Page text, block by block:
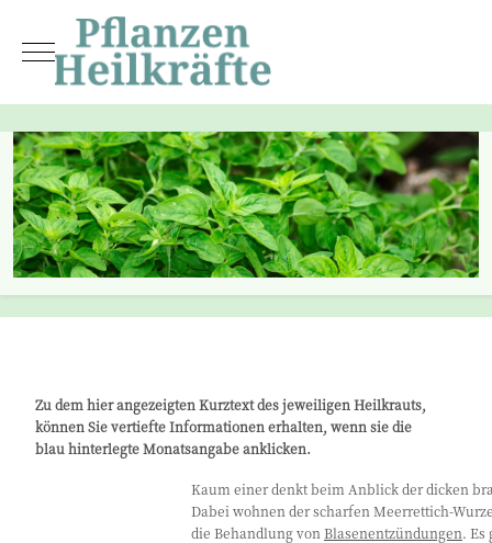
Mobile Menu Toggle
Zu dem hier angezeigten Kurztext des jeweiligen Heilkrauts,
können Sie vertiefte Informationen erhalten, wenn sie die
blau hinterlegte Monatsangabe anklicken.
Kaum einer denkt beim Anblick der dicken
Dabei wohnen der scharfen Meerrettich-
die Behandlung von Blasenentzündungen. Es